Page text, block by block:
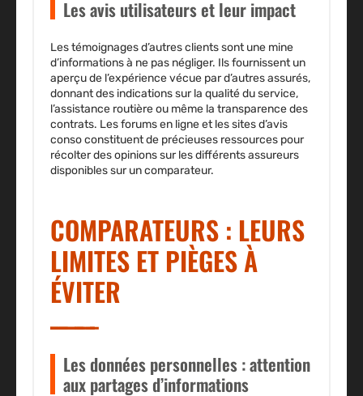
Les avis utilisateurs et leur impact
Les témoignages d’autres clients sont une mine
d’informations à ne pas négliger. Ils fournissent un
aperçu de l’expérience vécue par d’autres assurés,
donnant des indications sur la qualité du service,
l’assistance routière ou même la transparence des
contrats. Les forums en ligne et les sites d’avis
conso constituent de précieuses ressources pour
récolter des opinions sur les différents assureurs
disponibles sur un comparateur.
COMPARATEURS : LEURS
LIMITES ET PIÈGES À
ÉVITER
Les données personnelles : attention
aux partages d’informations